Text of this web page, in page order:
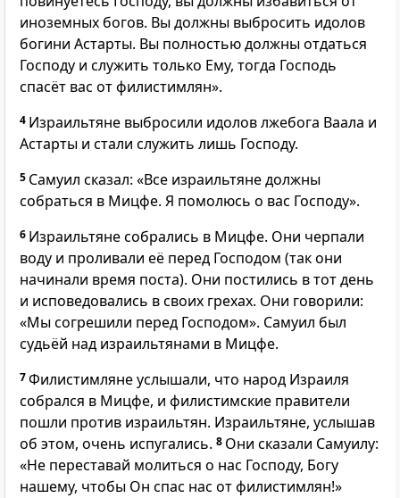
иноземных богов. Вы должны выбросить идолов
богини Астарты. Вы полностью должны отдаться
Господу и служить только Ему, тогда Господь
спасёт вас от филистимлян».
4 Израильтяне выбросили идолов лжебога Ваала и
Астарты и стали служить лишь Господу.
5 Самуил сказал: «Все израильтяне должны
собраться в Мицфе. Я помолюсь о вас Господу».
6 Израильтяне собрались в Мицфе. Они черпали
воду и проливали её перед Господом (так они
начинали время поста). Они постились в тот день
и исповедовались в своих грехах. Они говорили:
«Мы согрешили перед Господом». Самуил был
судьёй над израильтянами в Мицфе.
7Филистимляне услышали, что народ Израиля
собрался в Мицфе, и филистимские правители
пошли против израильтян. Израильтяне, услышав
об этом, очень испугались. 8 Они сказали Самуилу:
«Не переставай молиться о нас Господу, Богу
нашему, чтобы Он спас нас от филистимлян!»